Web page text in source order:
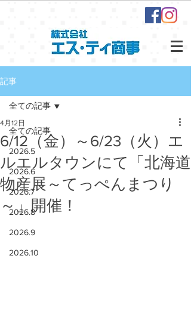
記事
全ての記事
2026.5
2026.6
2026.7
2026.8
2026.9
2026.10
全ての記事
6/12（金）～6/23（火）エ
ルエルタウンにて「北海道
物産展～てっぺんまつり
～」開催！
4月12日